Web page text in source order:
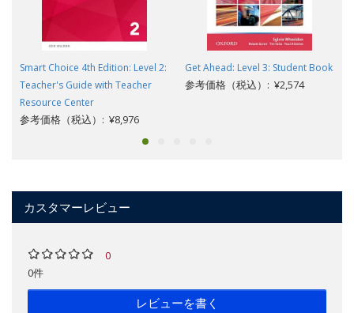
Smart Choice 4th Edition: Level 2:
Teacher's Guide with Teacher
Resource Center
参考価格（税込）: ¥8,976
Get Ahead: Level 3: Student Book
参考価格（税込）: ¥2,574
カスタマーレビュー
0
0件
レビューを書く